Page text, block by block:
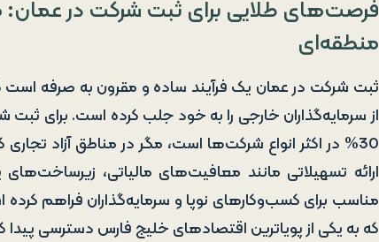
فرصت‌های طلایی برای ثبت شرکت در عمان:
منطقه‌ای
ثبت شرکت در عمان یک فرآیند ساده و مقرون به صرفه
از سرمایه‌گذاران خارجی را به خود جلب کرده است. برای
30% در اکثر انواع شرکت‌ها است، مگر در مناطق آزاد
ارائه تسهیلاتی مانند معافیت‌های مالیاتی،
مناسب برای کسب‌وکارهای نوپا و سرمایه‌گذاران فراهم
که به یکی از پویاترین اقتصادهای خلیج فارس دسترسی